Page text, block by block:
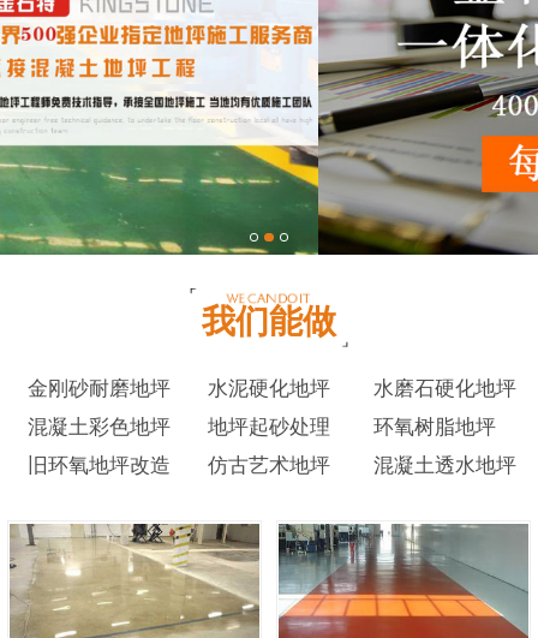
我们能做
金刚砂耐磨地坪 水泥硬化地坪
水磨石硬化地坪
混凝土彩色地坪
地坪起砂处理
环氧树脂地坪
旧环氧地坪改造
仿古艺术地坪 混凝土透水地坪